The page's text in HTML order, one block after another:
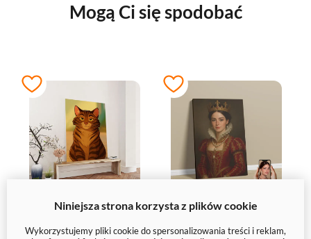
Mogą Ci się spodobać
Portret
Pupila w
Portret
Królowej na
Niniejsza strona korzysta z plików cookie
Wykorzystujemy pliki cookie do spersonalizowania treści i reklam,